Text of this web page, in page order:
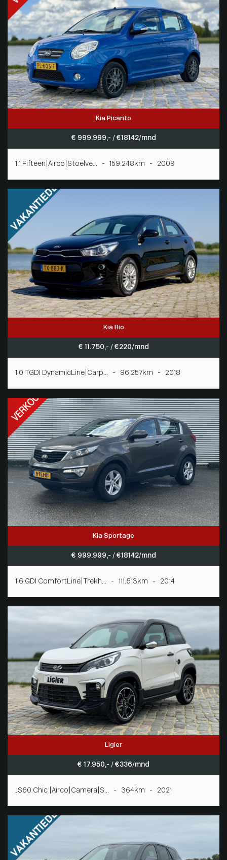
Kia Picanto
€ 999.999,- / € 18142/mnd
1.1 Fifteen|Airco|Stoelve... - 159.248km - 2009
Kia Rio
€ 11.750,- / € 220/mnd
1.0 TGDI DynamicLine|Carp... - 96.257km - 2018
Kia Sportage
€ 999.999,- / € 18142/mnd
1.6 GDI ComfortLine|Trekh... - 111.613km - 2014
Ligier
€ 17.950,- / € 336/mnd
JS60 Chic |Airco|Camera|S... - 364km - 2021